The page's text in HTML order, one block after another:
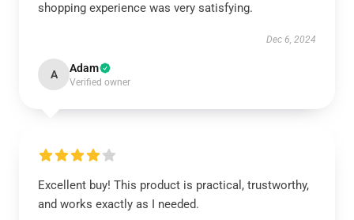
shopping experience was very satisfying.
Dec 6, 2024
A Adam
Verified owner
Excellent buy! This product is practical, trustworthy,
and works exactly as I needed.